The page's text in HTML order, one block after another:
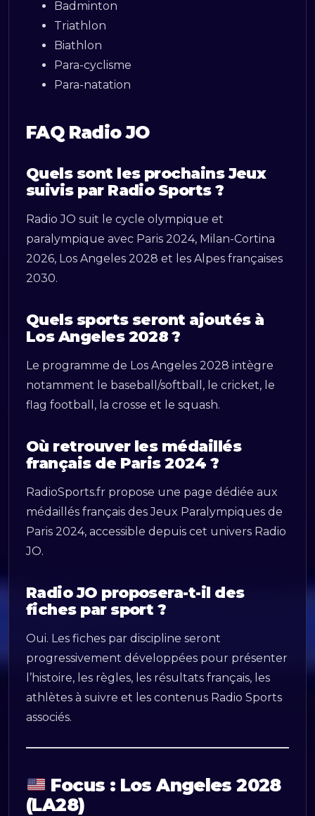
Badminton
Triathlon
Biathlon
Para-cyclisme
Para-natation
FAQ Radio JO
Quels sont les prochains Jeux
suivis par Radio Sports ?
Radio JO suit le cycle olympique et
paralympique avec Paris 2024, Milan-Cortina
2026, Los Angeles 2028 et les Alpes françaises
2030.
Quels sports seront ajoutés à
Los Angeles 2028 ?
Le programme de Los Angeles 2028 intègre
notamment le baseball/softball, le cricket, le
flag football, la crosse et le squash.
Où retrouver les médaillés
français de Paris 2024 ?
RadioSports.fr propose une page dédiée aux
médaillés français des Jeux Paralympiques de
Paris 2024, accessible depuis cet univers Radio
JO.
Radio JO proposera-t-il des
fiches par sport ?
Oui. Les fiches par discipline seront
progressivement développées pour présenter
l’histoire, les règles, les résultats français, les
athlètes à suivre et les contenus Radio Sports
associés.
Focus : Los Angeles 2028
(LA28)